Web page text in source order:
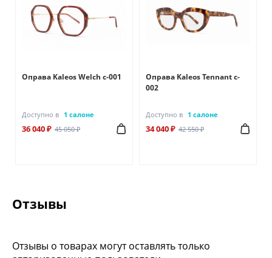
Оправа Kaleos Welch c-001
Доступно в 1 салоне
36 040 ₽ 45 050 ₽
Оправа Kaleos Tennant c-
002
Доступно в 1 салоне
34 040 ₽ 42 550 ₽
Отзывы
Отзывы о товарах могут оставлять только